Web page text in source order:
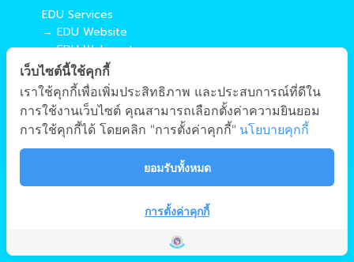
EDU Services
→ EDU Website
→ EDU Webmaster
→ EDU MIS
→ EDU SIS
Copyright © 2018 EDU CMU All rights reserved.| Site Map
เว็บไซต์นี้ใช้คุกกี้
เราใช้คุกกี้เพื่อเพิ่มประสิทธิภาพ และประสบการณ์ที่ดีใน
การใช้งานเว็บไซต์ คุณสามารถเลือกตั้งค่าความยินยอม
การใช้คุกกี้ได้ โดยคลิก "การตั้งค่าคุกกี้" นโยบายคุกกี้
ยอมรับทั้งหมด
การตั้งค่าคุกกี้